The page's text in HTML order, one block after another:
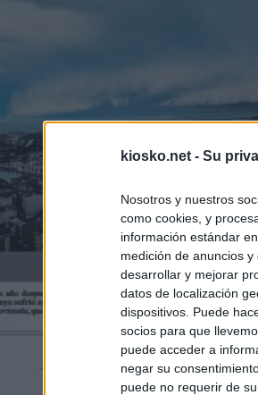
kiosko.net - Su
Nosotros y nuestros
como cookies, y
información estándar
medición de anuncios
desarrollar y mejorar
datos de localización
dispositivos. Puede
socios para que
puede acceder a
negar su
puede no requerir de